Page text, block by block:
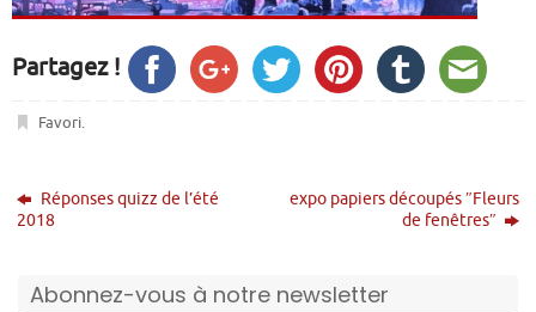
Partagez !
Favori.
Réponses quizz de l’été
2018
expo papiers découpés ″Fleurs
de fenêtresʺ
Abonnez-vous à notre newsletter